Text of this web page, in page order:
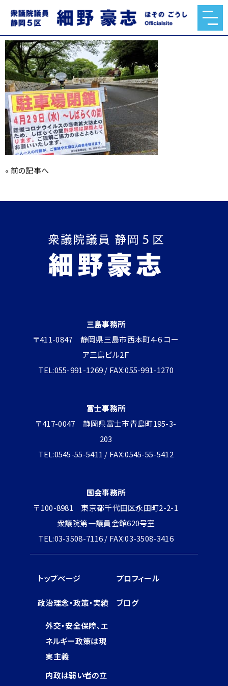
o1316098714753953134.jpg
2020.05.15
«前の記事へ
三島事務所
〒411-0847 静岡県三島市西本町4-6 コー
ア三島ビル2Ｆ
TEL:055-991-1269 / FAX:055-991-1270
富士事務所
〒417-0047 静岡県富士市青島町195-3-
203
TEL:0545-55-5411 / FAX:0545-55-5412
国会事務所
〒100-8981 東京都千代田区永田町2-2-1
衆議院第一議員会館620号室
TEL:03-3508-7116 / FAX:03-3508-3416
トップページ プロフィール
政治理念・政策・実績
外交・安全保障、エ
ネルギー政策は現
実主義
内政は弱い者の立
ブログ